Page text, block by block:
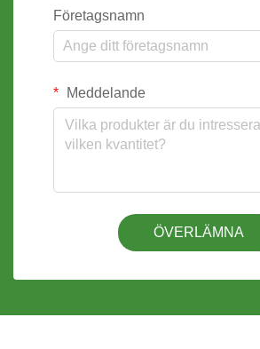
Företagsnamn
Meddelande
ÖVERLÄMNA